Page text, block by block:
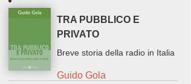
TRA PUBBLICO E
PRIVATO
Breve storia della radio in Italia
Guido Gola